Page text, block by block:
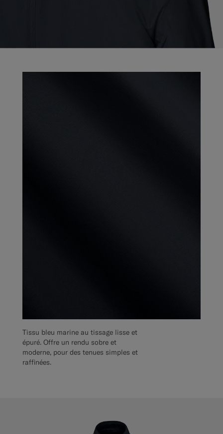
Tissu bleu marine au tissage lisse et
épuré. Offre un rendu sobre et
moderne, pour des tenues simples et
raffinées.